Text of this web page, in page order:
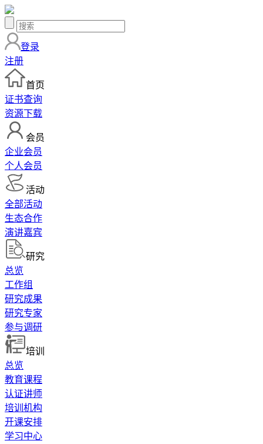
登录
注册
首页
证书查询
资源下载
会员
企业会员
个人会员
活动
全部活动
生态合作
演讲嘉宾
研究
总览
工作组
研究成果
研究专家
参与调研
培训
总览
教育课程
认证讲师
培训机构
开课安排
学习中心